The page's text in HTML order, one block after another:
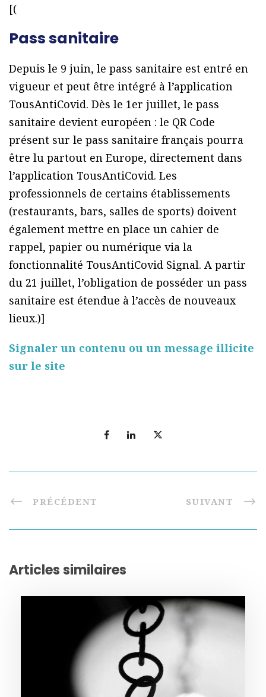
[(
Pass sanitaire
Depuis le 9 juin, le pass sanitaire est entré en
vigueur et peut être intégré à l’application
TousAntiCovid. Dès le 1er juillet, le pass
sanitaire devient européen : le QR Code
présent sur le pass sanitaire français pourra
être lu partout en Europe, directement dans
l’application TousAntiCovid. Les
professionnels de certains établissements
(restaurants, bars, salles de sports) doivent
également mettre en place un cahier de
rappel, papier ou numérique via la
fonctionnalité TousAntiCovid Signal. A partir
du 21 juillet, l’obligation de posséder un pass
sanitaire est étendue à l’accès de nouveaux
lieux.)]
Signaler un contenu ou un message illicite
sur le site
PRÉCÉDENT SUIVANT
Articles similaires